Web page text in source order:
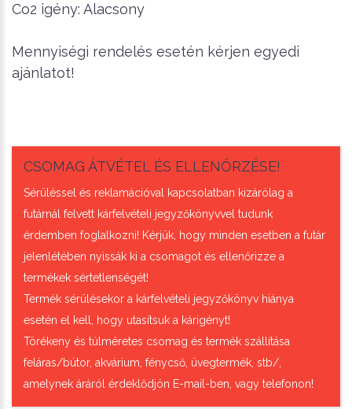
Co2 igény: Alacsony
Mennyiségi rendelés esetén kérjen egyedi
ajánlatot!
CSOMAG ÁTVÉTEL ÉS ELLENŐRZÉSE!
Sérüléssel és reklamációval kapcsolatban kizárólag a
futárnál felvett kárfelvételi jegyzőkönyvvel tudunk
érdemben foglalkozni! Kérjük, hogy minden esetben a futár
jelenlétében nyissák ki a csomagot és ellenőrizze a
termékek sértetlenségét!
Termék sérülésekor a kárfelvételi jegyzőkönyv hiánya
esetén el kell, hogy utasítsuk a kárigényt!
Törékeny és túlméretes csomag és termék szállítása
feláras/bútor, akvárium, fénycső, üvegtermék, stb/,
amelynek áráról érdeklődjön E-mail-ben, vagy telefonon!